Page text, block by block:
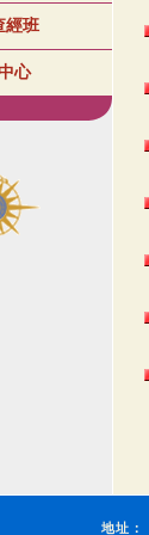
經班
心
地址：